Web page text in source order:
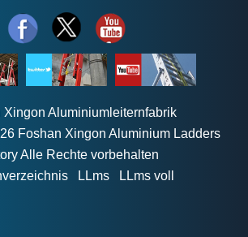
Xingon Aluminiumleiternfabrik
Foshan Xingon Aluminium Ladders
Alle Rechte vorbehalten
LLms LLms voll